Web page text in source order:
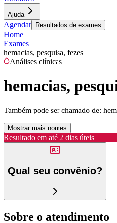
Ajuda
Agendar Resultados de exames
Home
Exames
hemacias, pesquisa, fezes
Análises clínicas
hemacias,
Também pode ser chamado de:
Mostrar mais nomes
Resultado em até 2 dias úteis
Qual seu convênio?
Sobre o atendimento